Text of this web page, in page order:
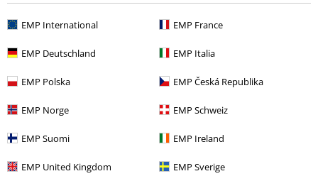
EMP International EMP France
EMP Deutschland EMP Italia
EMP Polska EMP Česká Republika
EMP Norge EMP Schweiz
EMP Suomi EMP Ireland
EMP United Kingdom EMP Sverige
Newsletter
Iscriviti ora e ricevi un buono sconto del 15%!
Altro